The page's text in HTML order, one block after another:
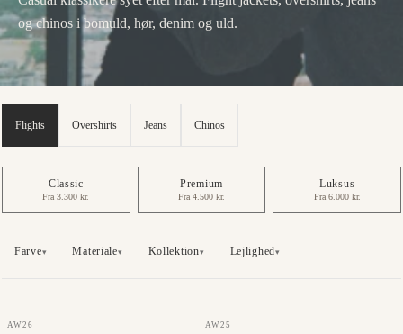
og chinos i bomuld, hør, denim og uld.
Flights Overshirts Jeans Chinos
Classic
Fra 3.300 kr.
Premium
Fra 4.500 kr.
Luksus
Fra 6.000 kr.
Farve▾ Materiale▾ Kollektion▾ Lejlighed▾
GAZABA
AW26 JC COLLECTION
AW25